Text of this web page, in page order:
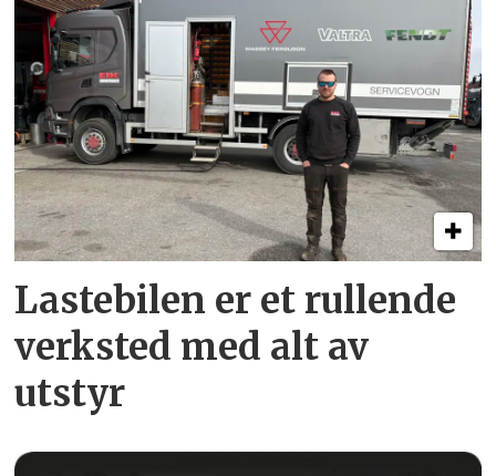
Lastebilen er et rullende
verksted med alt av
utstyr